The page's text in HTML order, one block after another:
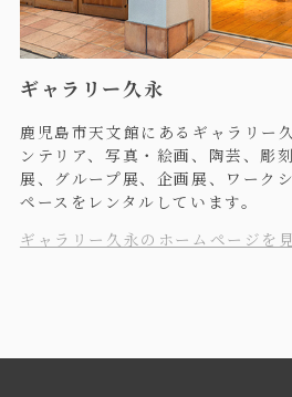
ギャラリー久永
鹿児島市天文館にあるギャラリー
ンテリア、写真・絵画、陶芸、彫
展、グループ展、企画展、ワーク
ペースをレンタルしています。
ギャラリー久永のホームページを